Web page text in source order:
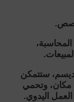
ستتمكن
مكان، وتحمي
اليدوي.